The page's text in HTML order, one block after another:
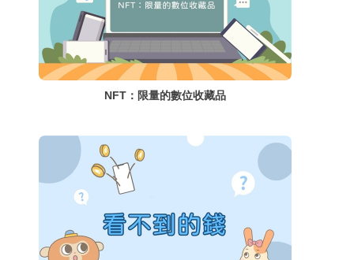
NFT：限量的數位收藏品